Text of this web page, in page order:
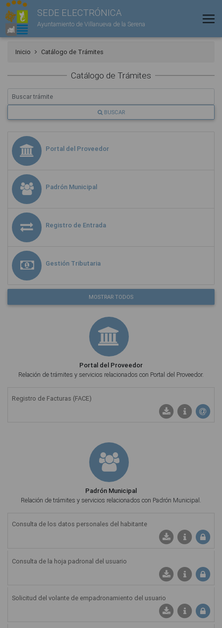
SEDE ELECTRÓNICA
Ayuntamiento de Villanueva de la Serena
Inicio Catálogo de Trámites
Catálogo de Trámites
BUSCAR
Portal del Proveedor
Padrón Municipal
Registro de Entrada
Gestión Tributaria
MOSTRAR TODOS
Portal del Proveedor
Relación de trámites y servicios relacionados con Portal del Proveedor.
Registro de Facturas (FACE)
Padrón Municipal
Relación de trámites y servicios relacionados con Padrón Municipal.
Consulta de los datos personales del habitante
Consulta de la hoja padronal del usuario
Solicitud del volante de empadronamiento del usuario